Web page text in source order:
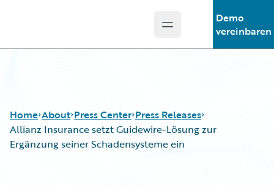
Open main menu
Demo
vereinbaren
Home About Press Center Press Releases
Allianz Insurance setzt Guidewire-Lösung zur
Ergänzung seiner Schadensysteme ein